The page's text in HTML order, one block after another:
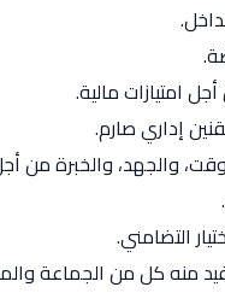
امتيازات مالية.
إداري صارم.
والجهد، والخبرة
التضامني.
منه كل من الجماعة